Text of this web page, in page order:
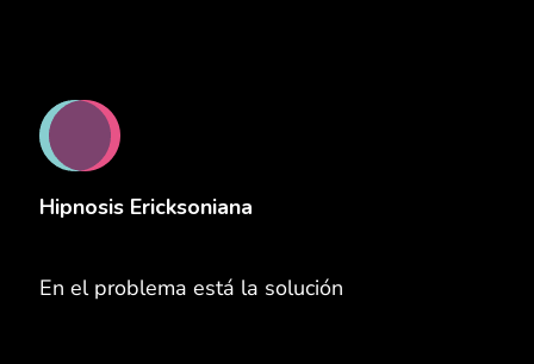
Hipnosis Ericksoniana
En el problema está la solución